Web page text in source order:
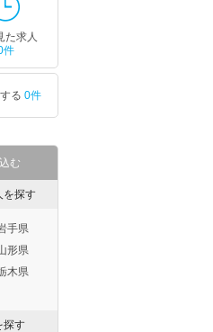
た求人
件
る 0件
む
を探す
手県
形県
木県
探す